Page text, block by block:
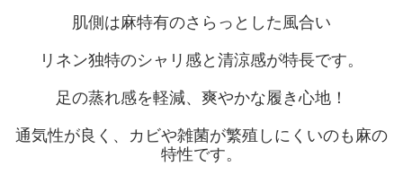
肌側は麻特有のさらっとした風合い
リネン独特のシャリ感と清涼感が特長です。
足の蒸れ感を軽減、爽やかな履き心地！
通気性が良く、カビや雑菌が繁殖しにくいのも麻の
特性です。